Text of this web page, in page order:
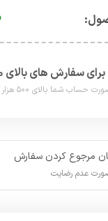
سفارش های بالای ۵۰۰ تومان
شود هزینه پست برای شما به صورت رایگان محاصبه خواهد شد.
مرجوع کردن سفارش
عدم رضایت